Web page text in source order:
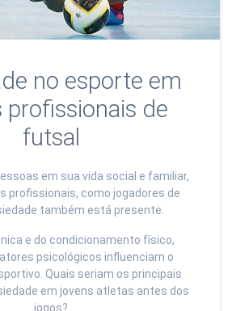
no esporte em
profissionais de
futsal
em sua vida social e familiar,
profissionais, como jogadores de
também está presente.
e do condicionamento físico,
psicológicos influenciam o
Quais seriam os principais
em jovens atletas antes dos
jogos?